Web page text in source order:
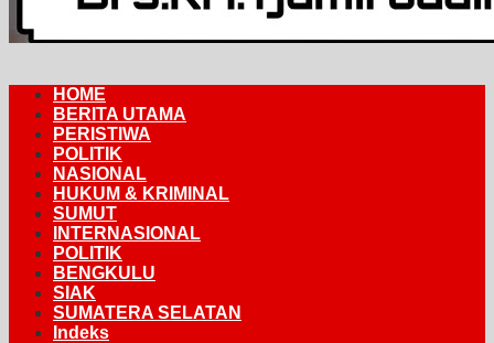
HOME
BERITA UTAMA
PERISTIWA
POLITIK
NASIONAL
HUKUM & KRIMINAL
SUMUT
INTERNASIONAL
POLITIK
BENGKULU
SIAK
SUMATERA SELATAN
Indeks